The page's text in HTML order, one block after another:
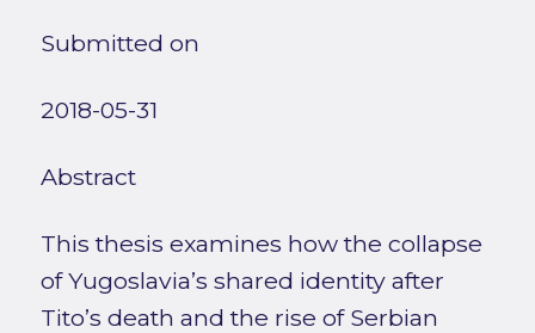
Submitted on
2018-05-31
Abstract
This thesis examines how the collapse
of Yugoslavia’s shared identity after
Tito’s death and the rise of Serbian